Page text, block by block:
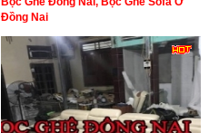
Đồng Nai